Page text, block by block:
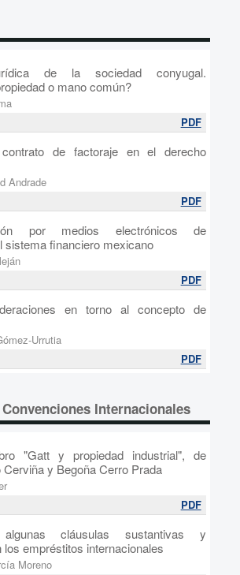
de la sociedad conyugal.
o mano común?
PDF
de factoraje en el derecho
Andrade
PDF
por medios electrónicos de
sistema financiero mexicano
PDF
en torno al concepto de
Urrutia
PDF
Internacionales
"Gatt y propiedad industrial", de
y Begoña Cerro Prada
PDF
cláusulas sustantivas y
empréstitos internacionales
Moreno